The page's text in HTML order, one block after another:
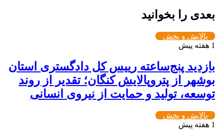
بعدی را بخوانید
پالایش و پخش
1 هفته پیش
بازدید پنج‌ساعته رییس کل دادگستری استان
بوشهر از پتروپالایش کنگان؛ تقدیر از روند
توسعه، تولید و حمایت از نیروی انسانی
پالایش و پخش
1 هفته پیش